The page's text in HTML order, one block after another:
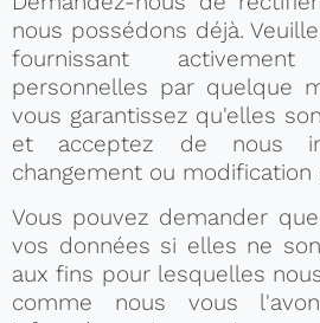
nous possédons déjà.
fournissant
personnelles par quelque
vous garantissez qu'elles
et acceptez de nous
changement ou
Vous pouvez demander
vos données si elles ne
aux fins pour lesquelles
comme nous vous